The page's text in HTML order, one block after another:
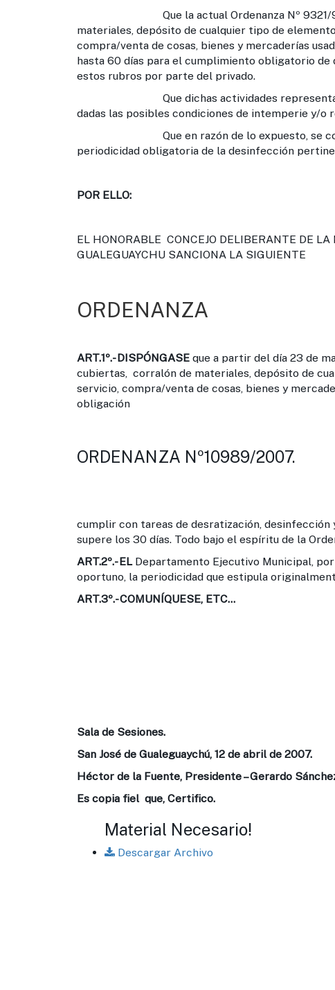
Que la actual Ordenanza Nº 9321/90 fija
materiales, depósito de cualquier tipo de
compra/venta de cosas, bienes y mercaderías
hasta 60 días para el cumplimiento obligatorio
estos rubros por parte del privado.
Que dichas actividades representan
dadas las posibles condiciones de intemperie y/o
Que en razón de lo expuesto, se
periodicidad obligatoria de la desinfección
POR ELLO:
EL HONORABLE CONCEJO DELIBERANTE DE
GUALEGUAYCHU SANCIONA LA SIGUIENTE
ORDENANZA
ART.1º.-DISPÓNGASE que a partir del día 23 de
cubiertas, corralón de materiales, depósito de
servicio, compra/venta de cosas, bienes y
obligación
ORDENANZA Nº10989/2007.
cumplir con tareas de desratización, desinfección
supere los 30 días. Todo bajo el espíritu de la
ART.2º.-ELDepartamento Ejecutivo Municipal,
oportuno, la periodicidad que estipula
ART.3º.-COMUNÍQUESE, ETC...
Sala de Sesiones.
San José de Gualeguaychú, 12 de abril de 2007.
Héctor de la Fuente, Presidente – Gerardo
Es copia fiel que, Certifico.
Material Necesario!
Descargar Archivo